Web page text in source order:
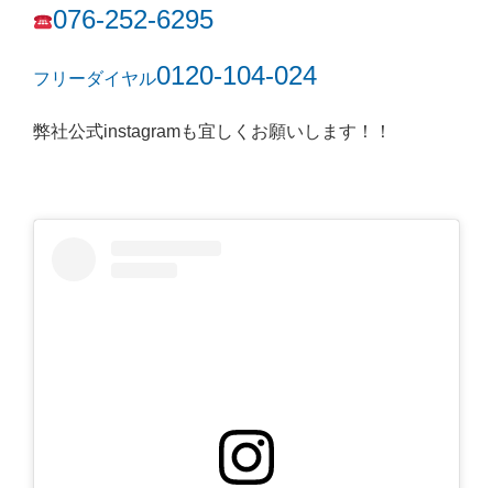
076-252-6295
フリーダイヤル0120-104-024
弊社公式instagramも宜しくお願いします！！